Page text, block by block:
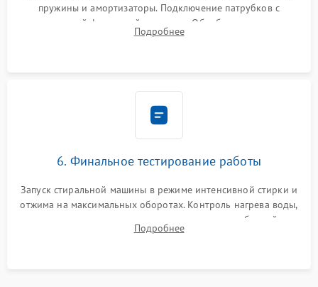
пружины и амортизаторы. Подключение патрубков с
надежной фиксацией хомутами. Обработка стыков
герметиком для предотвращения возможных протечек воды.
Подробнее
6. Финальное тестирование работы
Запуск стиральной машины в режиме интенсивной стирки и
отжима на максимальных оборотах. Контроль нагрева воды,
корректности слива, отсутствия излишних вибраций,
посторонних стуков и протечек под корпусом.
Подробнее